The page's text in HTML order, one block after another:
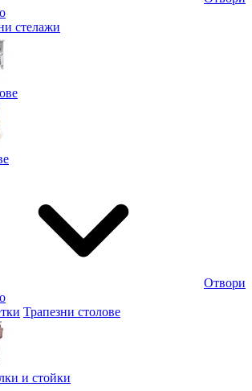
стелажи
Отвори
Трапезни столове
и стойки